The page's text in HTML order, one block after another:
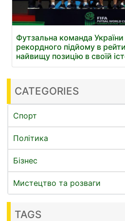
Футзальна команда України
рекордного підйому в
найвищу позицію в своїй
CATEGORIES
Спорт
Політика
Бізнес
Мистецтво та розваги
TAGS